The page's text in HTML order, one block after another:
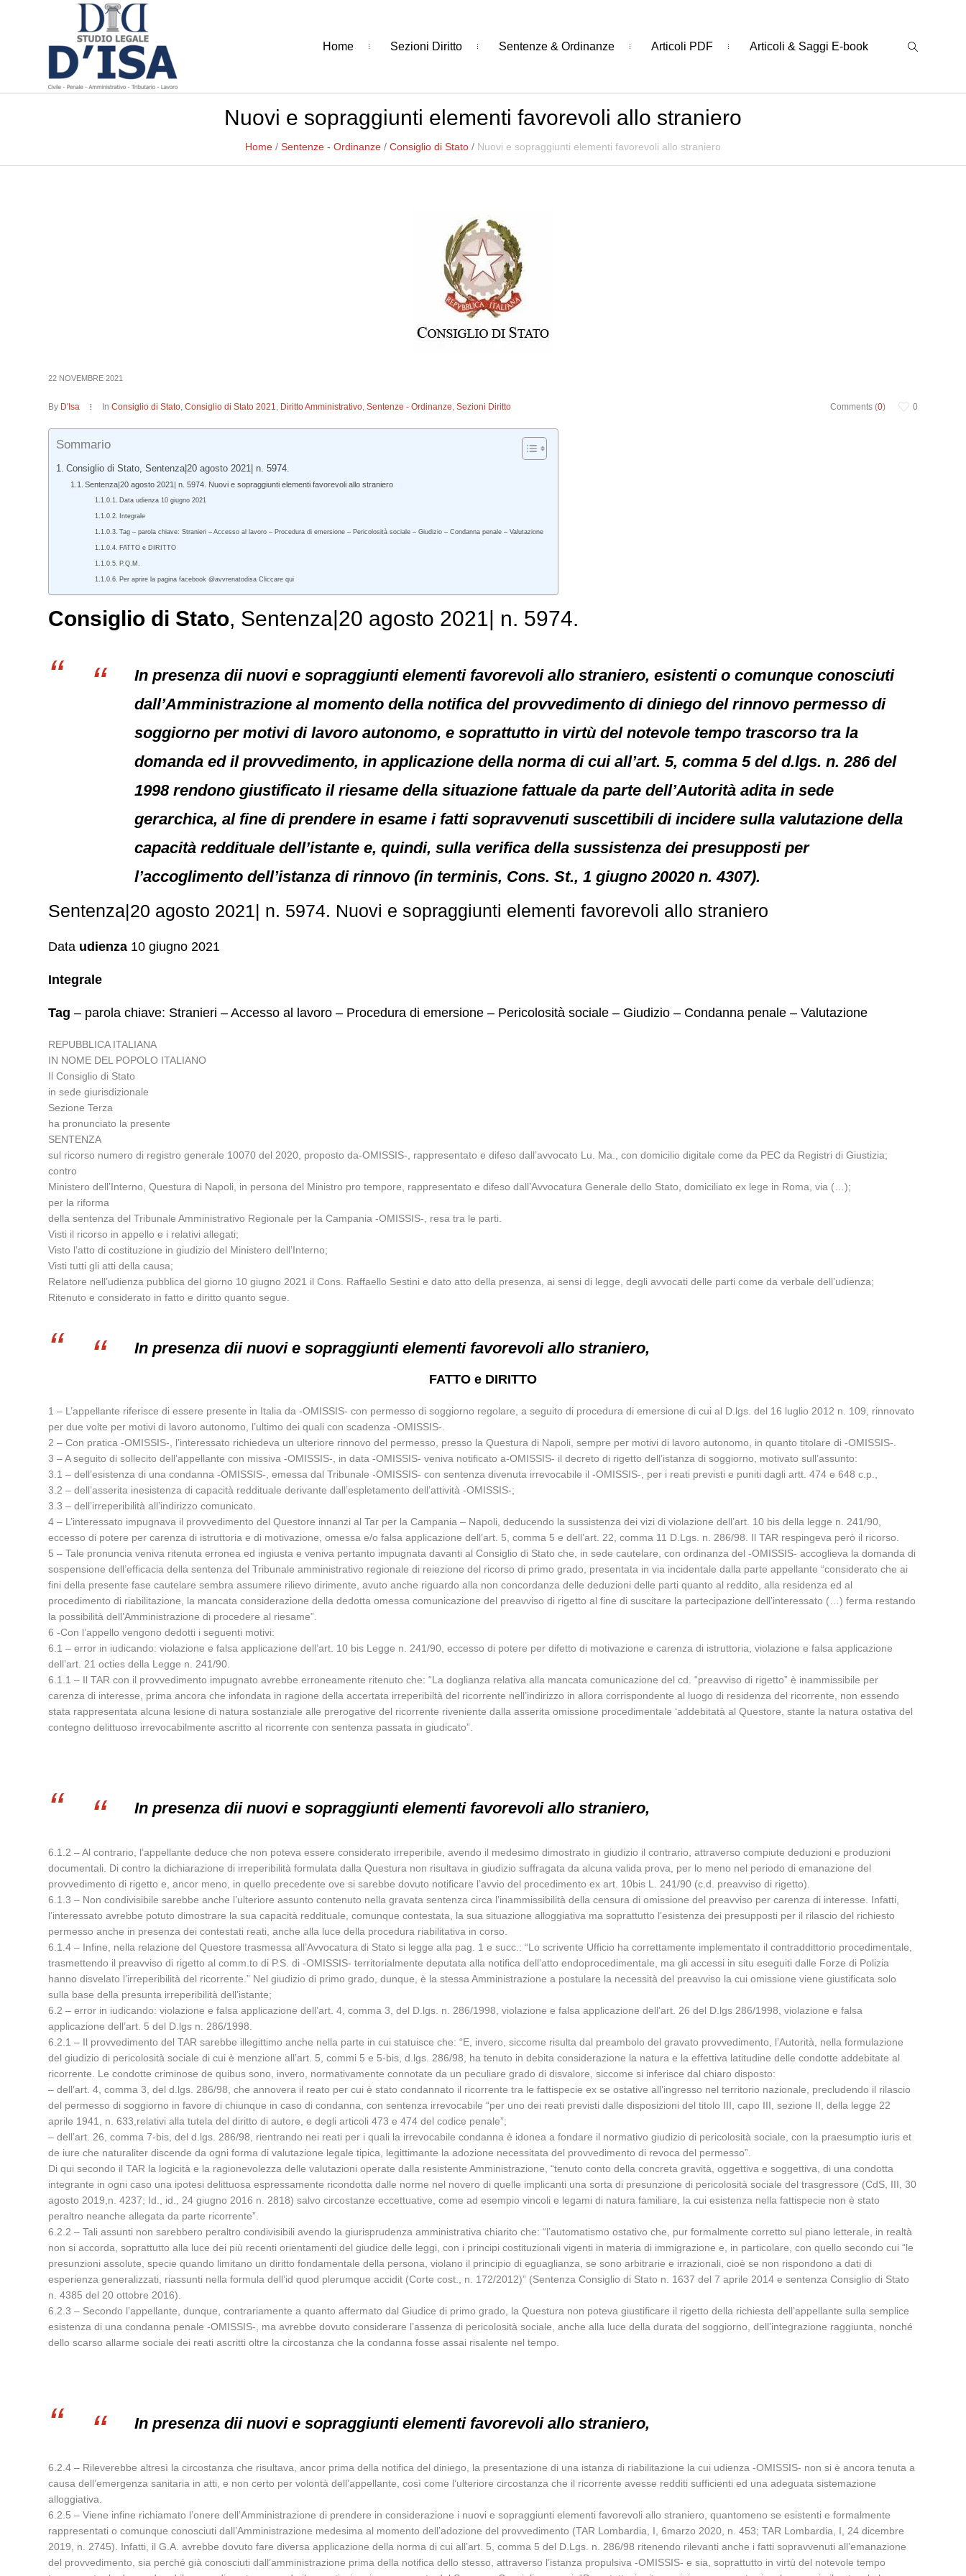
Home Sezioni Diritto Sentenze & Ordinanze Articoli PDF Articoli & Saggi E-book
Nuovi e sopraggiunti elementi favorevoli allo straniero
Home / Sentenze - Ordinanze / Consiglio di Stato / Nuovi e sopraggiunti elementi favorevoli allo straniero
22 NOVEMBRE 2021
Comments (0) 0
By D'Isa InConsiglio di Stato,Consiglio di Stato 2021, Diritto Amministrativo,Sentenze - Ordinanze,Sezioni Diritto
Sommario
Consiglio di Stato, Sentenza|20 agosto 2021| n. 5974.
Sentenza|20 agosto 2021| n. 5974. Nuovi e sopraggiunti elementi favorevoli allo straniero
Data udienza 10 giugno 2021
Integrale
Tag – parola chiave: Stranieri – Accesso al lavoro – Procedura di emersione – Pericolosità sociale – Giudizio – Condanna penale – Valutazione
FATTO e DIRITTO
P.Q.M.
Per aprire la pagina facebook @avvrenatodisa Cliccare qui
Consiglio di Stato, Sentenza|20 agosto 2021| n. 5974.
In presenza dii nuovi e sopraggiunti elementi favorevoli allo straniero, esistenti o comunque conosciuti
dall’Amministrazione al momento della notifica del provvedimento di diniego del rinnovo permesso di
soggiorno per motivi di lavoro autonomo, e soprattutto in virtù del notevole tempo trascorso tra la
domanda ed il provvedimento, in applicazione della norma di cui all’art. 5, comma 5 del d.lgs. n. 286 del
1998 rendono giustificato il riesame della situazione fattuale da parte dell’Autorità adita in sede
gerarchica, al fine di prendere in esame i fatti sopravvenuti suscettibili di incidere sulla valutazione della
capacità reddituale dell’istante e, quindi, sulla verifica della sussistenza dei presupposti per
l’accoglimento dell’istanza di rinnovo (in terminis, Cons. St., 1 giugno 20020 n. 4307).
Sentenza|20 agosto 2021| n. 5974. Nuovi e sopraggiunti elementi favorevoli allo straniero
Data udienza 10 giugno 2021
Integrale
Tag – parola chiave: Stranieri – Accesso al lavoro – Procedura di emersione – Pericolosità sociale – Giudizio – Condanna penale – Valutazione
REPUBBLICA ITALIANA
IN NOME DEL POPOLO ITALIANO
Il Consiglio di Stato
in sede giurisdizionale
Sezione Terza
ha pronunciato la presente
SENTENZA
sul ricorso numero di registro generale 10070 del 2020, proposto da-OMISSIS-, rappresentato e difeso dall’avvocato Lu. Ma., con domicilio digitale come da PEC da Registri di Giustizia;
contro
Ministero dell’Interno, Questura di Napoli, in persona del Ministro pro tempore, rappresentato e difeso dall’Avvocatura Generale dello Stato, domiciliato ex lege in Roma, via (…);
per la riforma
della sentenza del Tribunale Amministrativo Regionale per la Campania -OMISSIS-, resa tra le parti.
Visti il ricorso in appello e i relativi allegati;
Visto l’atto di costituzione in giudizio del Ministero dell’Interno;
Visti tutti gli atti della causa;
Relatore nell’udienza pubblica del giorno 10 giugno 2021 il Cons. Raffaello Sestini e dato atto della presenza, ai sensi di legge, degli avvocati delle parti come da verbale dell’udienza;
Ritenuto e considerato in fatto e diritto quanto segue.
In presenza dii nuovi e sopraggiunti elementi favorevoli allo straniero,
FATTO e DIRITTO
1 – L’appellante riferisce di essere presente in Italia da -OMISSIS- con permesso di soggiorno regolare, a seguito di procedura di emersione di cui al D.lgs. del 16 luglio 2012 n. 109, rinnovato
per due volte per motivi di lavoro autonomo, l’ultimo dei quali con scadenza -OMISSIS-.
2 – Con pratica -OMISSIS-, l’interessato richiedeva un ulteriore rinnovo del permesso, presso la Questura di Napoli, sempre per motivi di lavoro autonomo, in quanto titolare di -OMISSIS-.
3 – A seguito di sollecito dell’appellante con missiva -OMISSIS-, in data -OMISSIS- veniva notificato a-OMISSIS- il decreto di rigetto dell’istanza di soggiorno, motivato sull’assunto:
3.1 – dell’esistenza di una condanna -OMISSIS-, emessa dal Tribunale -OMISSIS- con sentenza divenuta irrevocabile il -OMISSIS-, per i reati previsti e puniti dagli artt. 474 e 648 c.p.,
3.2 – dell’asserita inesistenza di capacità reddituale derivante dall’espletamento dell’attività -OMISSIS-;
3.3 – dell’irreperibilità all’indirizzo comunicato.
4 – L’interessato impugnava il provvedimento del Questore innanzi al Tar per la Campania – Napoli, deducendo la sussistenza dei vizi di violazione dell’art. 10 bis della legge n. 241/90,
eccesso di potere per carenza di istruttoria e di motivazione, omessa e/o falsa applicazione dell’art. 5, comma 5 e dell’art. 22, comma 11 D.Lgs. n. 286/98. Il TAR respingeva però il ricorso.
5 – Tale pronuncia veniva ritenuta erronea ed ingiusta e veniva pertanto impugnata davanti al Consiglio di Stato che, in sede cautelare, con ordinanza del -OMISSIS- accoglieva la domanda di
sospensione dell’efficacia della sentenza del Tribunale amministrativo regionale di reiezione del ricorso di primo grado, presentata in via incidentale dalla parte appellante “considerato che ai
fini della presente fase cautelare sembra assumere rilievo dirimente, avuto anche riguardo alla non concordanza delle deduzioni delle parti quanto al reddito, alla residenza ed al
procedimento di riabilitazione, la mancata considerazione della dedotta omessa comunicazione del preavviso di rigetto al fine di suscitare la partecipazione dell’interessato (…) ferma restando
la possibilità dell’Amministrazione di procedere al riesame”.
6 -Con l’appello vengono dedotti i seguenti motivi:
6.1 – error in iudicando: violazione e falsa applicazione dell’art. 10 bis Legge n. 241/90, eccesso di potere per difetto di motivazione e carenza di istruttoria, violazione e falsa applicazione
dell’art. 21 octies della Legge n. 241/90.
6.1.1 – Il TAR con il provvedimento impugnato avrebbe erroneamente ritenuto che: “La doglianza relativa alla mancata comunicazione del cd. “preavviso di rigetto” è inammissibile per
carenza di interesse, prima ancora che infondata in ragione della accertata irreperibiltà del ricorrente nell’indirizzo in allora corrispondente al luogo di residenza del ricorrente, non essendo
stata rappresentata alcuna lesione di natura sostanziale alle prerogative del ricorrente riveniente dalla asserita omissione procedimentale ‘addebitatà al Questore, stante la natura ostativa del
contegno delittuoso irrevocabilmente ascritto al ricorrente con sentenza passata in giudicato”.
In presenza dii nuovi e sopraggiunti elementi favorevoli allo straniero,
6.1.2 – Al contrario, l’appellante deduce che non poteva essere considerato irreperibile, avendo il medesimo dimostrato in giudizio il contrario, attraverso compiute deduzioni e produzioni
documentali. Di contro la dichiarazione di irreperibilità formulata dalla Questura non risultava in giudizio suffragata da alcuna valida prova, per lo meno nel periodo di emanazione del
provvedimento di rigetto e, ancor meno, in quello precedente ove si sarebbe dovuto notificare l’avvio del procedimento ex art. 10bis L. 241/90 (c.d. preavviso di rigetto).
6.1.3 – Non condivisibile sarebbe anche l’ulteriore assunto contenuto nella gravata sentenza circa l’inammissibilità della censura di omissione del preavviso per carenza di interesse. Infatti,
l’interessato avrebbe potuto dimostrare la sua capacità reddituale, comunque contestata, la sua situazione alloggiativa ma soprattutto l’esistenza dei presupposti per il rilascio del richiesto
permesso anche in presenza dei contestati reati, anche alla luce della procedura riabilitativa in corso.
6.1.4 – Infine, nella relazione del Questore trasmessa all’Avvocatura di Stato si legge alla pag. 1 e succ.: “Lo scrivente Ufficio ha correttamente implementato il contraddittorio procedimentale,
trasmettendo il preavviso di rigetto al comm.to di P.S. di -OMISSIS- territorialmente deputata alla notifica dell’atto endoprocedimentale, ma gli accessi in situ eseguiti dalle Forze di Polizia
hanno disvelato l’irreperibilità del ricorrente.” Nel giudizio di primo grado, dunque, è la stessa Amministrazione a postulare la necessità del preavviso la cui omissione viene giustificata solo
sulla base della presunta irreperibilità dell’istante;
6.2 – error in iudicando: violazione e falsa applicazione dell’art. 4, comma 3, del D.lgs. n. 286/1998, violazione e falsa applicazione dell’art. 26 del D.lgs 286/1998, violazione e falsa
applicazione dell’art. 5 del D.lgs n. 286/1998.
6.2.1 – Il provvedimento del TAR sarebbe illegittimo anche nella parte in cui statuisce che: “E, invero, siccome risulta dal preambolo del gravato provvedimento, l’Autorità, nella formulazione
del giudizio di pericolosità sociale di cui è menzione all’art. 5, commi 5 e 5-bis, d.lgs. 286/98, ha tenuto in debita considerazione la natura e la effettiva latitudine delle condotte addebitate al
ricorrente. Le condotte criminose de quibus sono, invero, normativamente connotate da un peculiare grado di disvalore, siccome si inferisce dal chiaro disposto:
– dell’art. 4, comma 3, del d.lgs. 286/98, che annovera il reato per cui è stato condannato il ricorrente tra le fattispecie ex se ostative all’ingresso nel territorio nazionale, precludendo il rilascio
del permesso di soggiorno in favore di chiunque in caso di condanna, con sentenza irrevocabile “per uno dei reati previsti dalle disposizioni del titolo III, capo III, sezione II, della legge 22
aprile 1941, n. 633,relativi alla tutela del diritto di autore, e degli articoli 473 e 474 del codice penale”;
– dell’art. 26, comma 7-bis, del d.lgs. 286/98, rientrando nei reati per i quali la irrevocabile condanna è idonea a fondare il normativo giudizio di pericolosità sociale, con la praesumptio iuris et
de iure che naturaliter discende da ogni forma di valutazione legale tipica, legittimante la adozione necessitata del provvedimento di revoca del permesso”.
Di qui secondo il TAR la logicità e la ragionevolezza delle valutazioni operate dalla resistente Amministrazione, “tenuto conto della concreta gravità, oggettiva e soggettiva, di una condotta
integrante in ogni caso una ipotesi delittuosa espressamente ricondotta dalle norme nel novero di quelle implicanti una sorta di presunzione di pericolosità sociale del trasgressore (CdS, III, 30
agosto 2019,n. 4237; Id., id., 24 giugno 2016 n. 2818) salvo circostanze eccettuative, come ad esempio vincoli e legami di natura familiare, la cui esistenza nella fattispecie non è stato
peraltro neanche allegata da parte ricorrente”.
6.2.2 – Tali assunti non sarebbero peraltro condivisibili avendo la giurisprudenza amministrativa chiarito che: “l’automatismo ostativo che, pur formalmente corretto sul piano letterale, in realtà
non si accorda, soprattutto alla luce dei più recenti orientamenti del giudice delle leggi, con i principi costituzionali vigenti in materia di immigrazione e, in particolare, con quello secondo cui “le
presunzioni assolute, specie quando limitano un diritto fondamentale della persona, violano il principio di eguaglianza, se sono arbitrarie e irrazionali, cioè se non rispondono a dati di
esperienza generalizzati, riassunti nella formula dell’id quod plerumque accidit (Corte cost., n. 172/2012)” (Sentenza Consiglio di Stato n. 1637 del 7 aprile 2014 e sentenza Consiglio di Stato
n. 4385 del 20 ottobre 2016).
6.2.3 – Secondo l’appellante, dunque, contrariamente a quanto affermato dal Giudice di primo grado, la Questura non poteva giustificare il rigetto della richiesta dell’appellante sulla semplice
esistenza di una condanna penale -OMISSIS-, ma avrebbe dovuto considerare l’assenza di pericolosità sociale, anche alla luce della durata del soggiorno, dell’integrazione raggiunta, nonché
dello scarso allarme sociale dei reati ascritti oltre la circostanza che la condanna fosse assai risalente nel tempo.
In presenza dii nuovi e sopraggiunti elementi favorevoli allo straniero,
6.2.4 – Rileverebbe altresì la circostanza che risultava, ancor prima della notifica del diniego, la presentazione di una istanza di riabilitazione la cui udienza -OMISSIS- non si è ancora tenuta a
causa dell’emergenza sanitaria in atti, e non certo per volontà dell’appellante, così come l’ulteriore circostanza che il ricorrente avesse redditi sufficienti ed una adeguata sistemazione
alloggiativa.
6.2.5 – Viene infine richiamato l’onere dell’Amministrazione di prendere in considerazione i nuovi e sopraggiunti elementi favorevoli allo straniero, quantomeno se esistenti e formalmente
rappresentati o comunque conosciuti dall’Amministrazione medesima al momento dell’adozione del provvedimento (TAR Lombardia, I, 6marzo 2020, n. 453; TAR Lombardia, I, 24 dicembre
2019, n. 2745). Infatti, il G.A. avrebbe dovuto fare diversa applicazione della norma di cui all’art. 5, comma 5 del D.Lgs. n. 286/98 ritenendo rilevanti anche i fatti sopravvenuti all’emanazione
del provvedimento, sia perché già conosciuti dall’amministrazione prima della notifica dello stesso, attraverso l’istanza propulsiva -OMISSIS- e sia, soprattutto in virtù del notevole tempo